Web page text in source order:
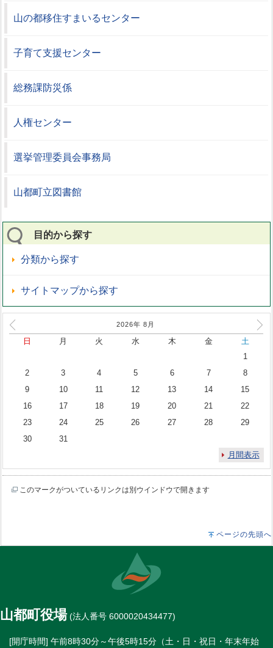
山の都移住すまいるセンター
子育て支援センター
総務課防災係
人権センター
選挙管理委員会事務局
山都町立図書館
目的から探す
分類から探す
サイトマップから探す
2026年 8 月
日 月 火 水 木 金
土
1
2
3 4 5 6 7
8
9
10 11 12 13 14
15
16
17 18 19 20 21
22
23
24 25 26 27 28
29
30
31
月間表示
このマークがついているリンクは別ウインドウで開きます
ページの先頭へ
山都町役場(法人番号 6000020434477)
[開庁時間] 午前8時30分～午後5時15分（土・日・祝日・年末年始